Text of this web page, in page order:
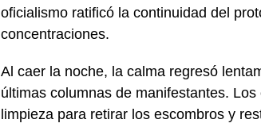
oficialismo ratificó la continuidad del
concentraciones.
Al caer la noche, la calma regresó
últimas columnas de manifestantes.
limpieza para retirar los escombros y